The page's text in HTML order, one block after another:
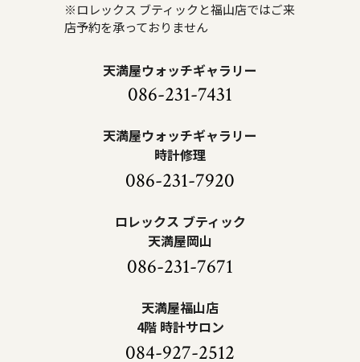
※ロレックス ブティックと福山店ではご来
店予約を承っておりません
天満屋ウォッチギャラリー
086-231-7431
天満屋ウォッチギャラリー
時計修理
086-231-7920
ロレックス ブティック
天満屋岡山
086-231-7671
天満屋福山店
4階 時計サロン
084-927-2512